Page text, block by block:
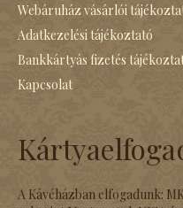
Webáruház vásárlói
Adatkezelési tájékoztató
Bankkártyás fizetés
Kapcsolat
A Kávéházban elfogadunk: